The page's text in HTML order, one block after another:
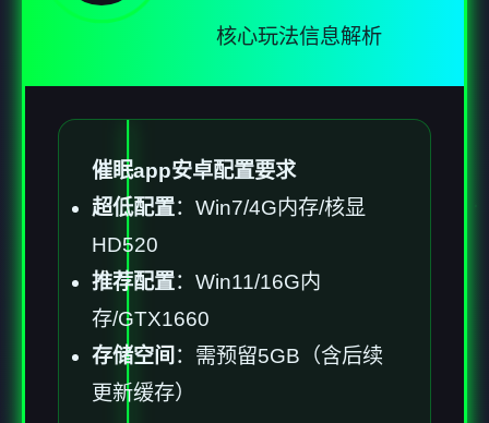
核心玩法信息解析
催眠app安卓配置要求
​超低配置​​：Win7/4G内存/核显
HD520
​推荐配置​​：Win11/16G内
存/GTX1660
​存储空间​ ​：需预留5GB（含后续
更新缓存）